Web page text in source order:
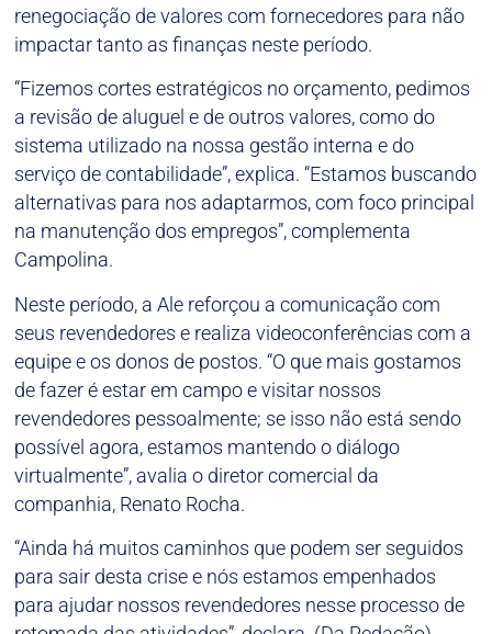
renegociação de valores com fornecedores para não
impactar tanto as finanças neste período.
“Fizemos cortes estratégicos no orçamento, pedimos
a revisão de aluguel e de outros valores, como do
sistema utilizado na nossa gestão interna e do
serviço de contabilidade”, explica. “Estamos buscando
alternativas para nos adaptarmos, com foco principal
na manutenção dos empregos”, complementa
Campolina.
Neste período, a Ale reforçou a comunicação com
seus revendedores e realiza videoconferências com a
equipe e os donos de postos. “O que mais gostamos
de fazer é estar em campo e visitar nossos
revendedores pessoalmente; se isso não está sendo
possível agora, estamos mantendo o diálogo
virtualmente”, avalia o diretor comercial da
companhia, Renato Rocha.
“Ainda há muitos caminhos que podem ser seguidos
para sair desta crise e nós estamos empenhados
para ajudar nossos revendedores nesse processo de